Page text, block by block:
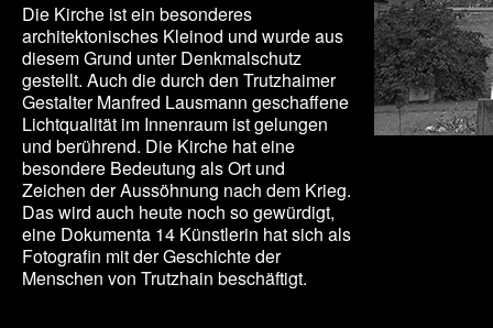
Die Kirche ist ein besonderes
architektonisches Kleinod und wurde aus
diesem Grund unter Denkmalschutz
gestellt. Auch die durch den Trutzhaimer
Gestalter Manfred Lausmann geschaffene
Lichtqualität im Innenraum ist gelungen
und berührend. Die Kirche hat eine
besondere Bedeutung als Ort und
Zeichen der Aussöhnung nach dem Krieg.
Das wird auch heute noch so gewürdigt,
eine Dokumenta 14 Künstlerin hat sich als
Fotografin mit der Geschichte der
Menschen von Trutzhain beschäftigt.